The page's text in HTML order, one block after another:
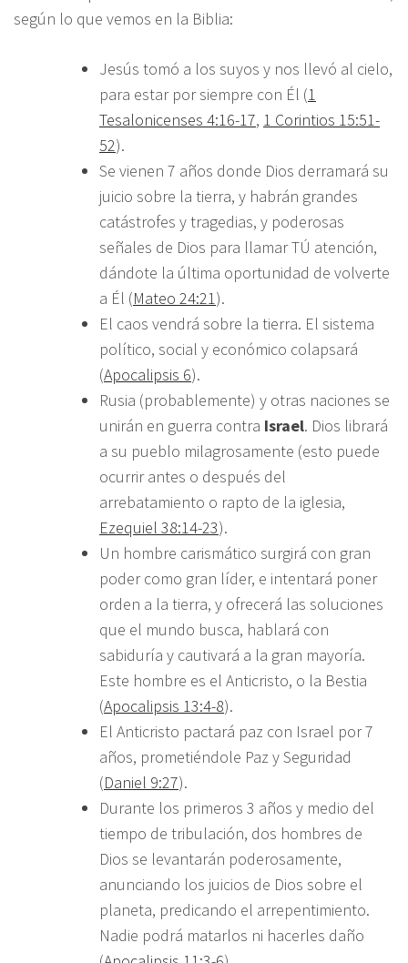
según lo que vemos en la Biblia:
Jesús tomó a los suyos y nos llevó al cielo,
para estar por siempre con Él (1
Tesalonicenses 4:16-17, 1 Corintios 15:51-
52).
Se vienen 7 años donde Dios derramará su
juicio sobre la tierra, y habrán grandes
catástrofes y tragedias, y poderosas
señales de Dios para llamar TÚ atención,
dándote la última oportunidad de volverte
a Él (Mateo 24:21).
El caos vendrá sobre la tierra. El sistema
político, social y económico colapsará
(Apocalipsis 6).
Rusia (probablemente) y otras naciones se
unirán en guerra contra Israel. Dios librará
a su pueblo milagrosamente (esto puede
ocurrir antes o después del
arrebatamiento o rapto de la iglesia,
Ezequiel 38:14-23).
Un hombre carismático surgirá con gran
poder como gran líder, e intentará poner
orden a la tierra, y ofrecerá las soluciones
que el mundo busca, hablará con
sabiduría y cautivará a la gran mayoría.
Este hombre es el Anticristo, o la Bestia
(Apocalipsis 13:4-8).
El Anticristo pactará paz con Israel por 7
años, prometiéndole Paz y Seguridad
(Daniel 9:27).
Durante los primeros 3 años y medio del
tiempo de tribulación, dos hombres de
Dios se levantarán poderosamente,
anunciando los juicios de Dios sobre el
planeta, predicando el arrepentimiento.
Nadie podrá matarlos ni hacerles daño